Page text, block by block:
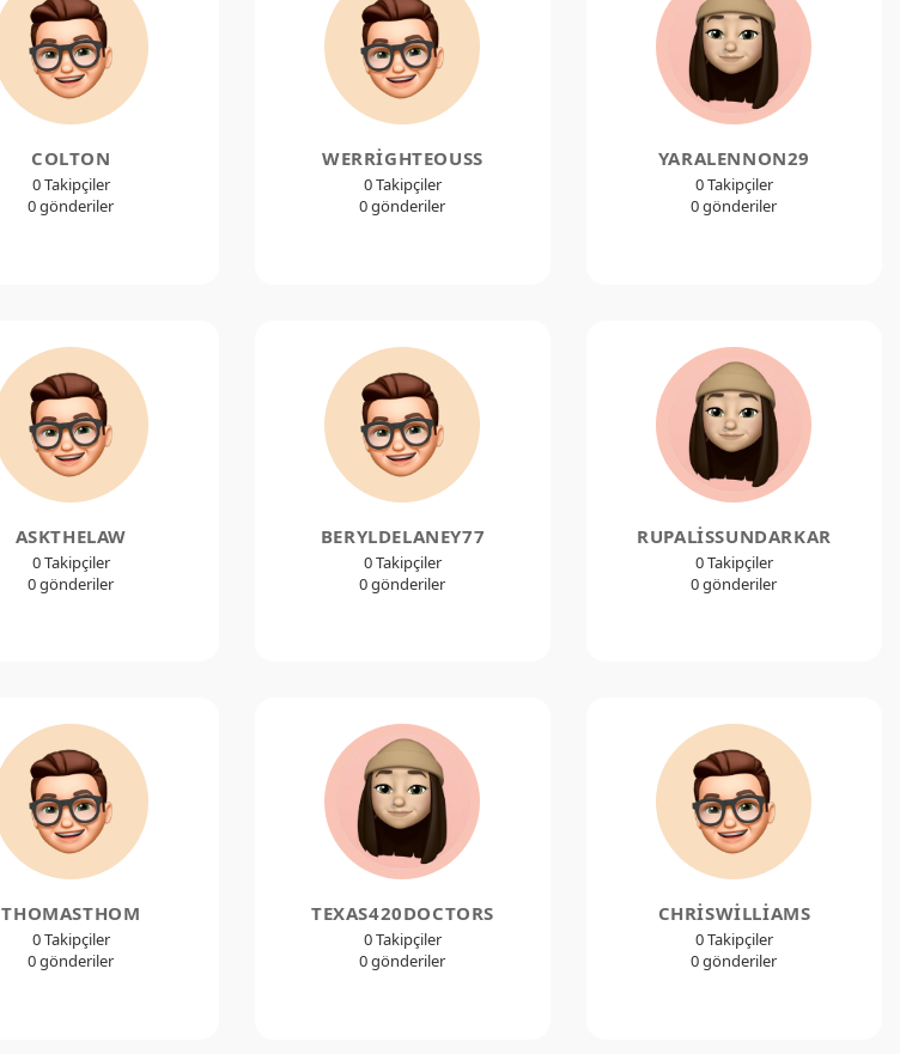
COLTON
0 Takipçiler
0 gönderiler
WERRIGHTEOUSS
0 Takipçiler
0 gönderiler
YARALENNON29
0 Takipçiler
0 gönderiler
ASKTHELAW
0 Takipçiler
0 gönderiler
BERYLDELANEY77
0 Takipçiler
0 gönderiler
RUPALISSUNDARKAR
0 Takipçiler
0 gönderiler
THOMASTHOM
0 Takipçiler
0 gönderiler
TEXAS420DOCTORS
0 Takipçiler
0 gönderiler
CHRISWILLIAMS
0 Takipçiler
0 gönderiler